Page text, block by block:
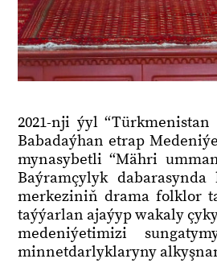
2021-nji ýyl
Babadaýhan etrap
mynasybetli “Mähri
Baýramçylyk
merkeziniň drama folklor
taýýarlan ajaýyp wakaly
medeniýetimizi
minnetdarlyklaryny